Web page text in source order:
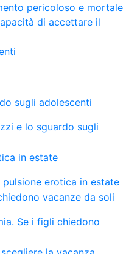
pericoloso e mortale
di accettare il
e lo sguardo sugli
pulsione erotica in estate
Se i figli chiedono